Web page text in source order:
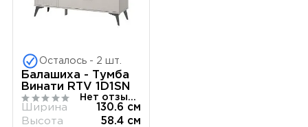
Осталось - 2 шт.
Балашиха - Тумба
Винати RTV 1D1SN
Нет отзывов
Ширина
130.6 см
Высота
58.4 см